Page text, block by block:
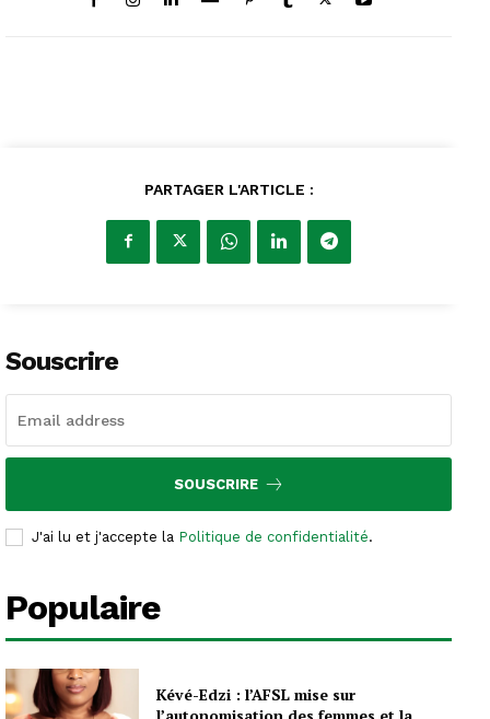
PARTAGER L'ARTICLE :
Souscrire
SOUSCRIRE
J'ai lu et j'accepte la Politique de confidentialité.
Populaire
Kévé-Edzi : l’AFSL mise sur